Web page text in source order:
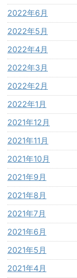
2022年6月
2022年5月
2022年4月
2022年3月
2022年2月
2022年1月
2021年12月
2021年11月
2021年10月
2021年9月
2021年8月
2021年7月
2021年6月
2021年5月
2021年4月